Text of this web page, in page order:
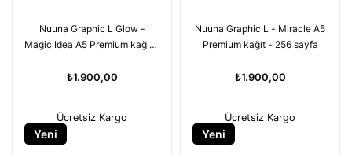
Nuuna Graphic L Glow -
Magic Idea A5 Premium kağıt -
₺1.900,00
Ücretsiz Kargo
Yeni
Nuuna Graphic L - Miracle A5
Premium kağıt - 256 sayfa
₺1.900,00
Ücretsiz Kargo
Yeni